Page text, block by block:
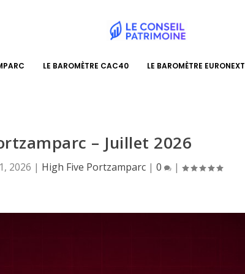
LE BAROMÈTRE CAC40 LE BAROMÈTRE EURONEXT
– Juillet 2026
2026 | High Five Portzamparc| 0 |